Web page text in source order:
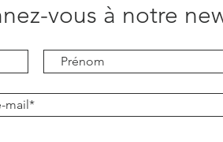
vous à notre